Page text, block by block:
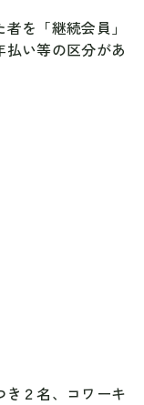
を「継続会員」
払い等の区分があ
き２名、コワーキ